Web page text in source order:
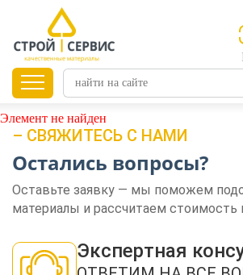
Листовые
Главная Продукция
Элемент не найден
– СВЯЖИТЕСЬ С НАМИ
Остались вопросы?
Оставьте заявку — мы поможем
материалы и рассчитаем стоимость
Экспертная